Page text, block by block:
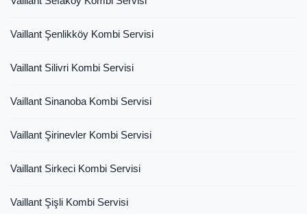
Vaillant Şenlikköy Kombi Servisi
Vaillant Silivri Kombi Servisi
Vaillant Sinanoba Kombi Servisi
Vaillant Şirinevler Kombi Servisi
Vaillant Sirkeci Kombi Servisi
Vaillant Şişli Kombi Servisi